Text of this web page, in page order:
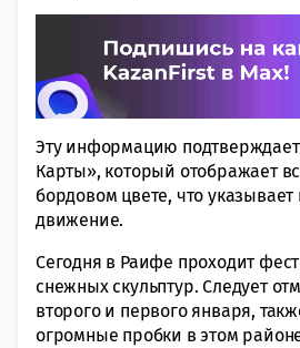
Эту информацию
Карты», который отображает
бордовом цвете, что указывает
движение.
Сегодня в Раифе проходит
снежных скульптур. Следует
второго и первого января,
огромные пробки в этом